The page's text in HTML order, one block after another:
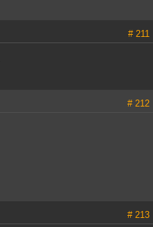
# 211
# 212
# 213